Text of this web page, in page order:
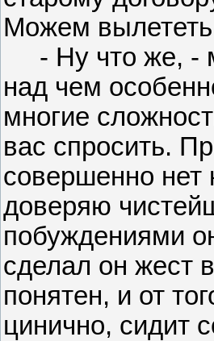
Можем
- Ну что же, -
над чем
многие
вас спросить.
совершенно нет
доверяю
побуждениями
сделал он жест
понятен, и от
цинично, сидит